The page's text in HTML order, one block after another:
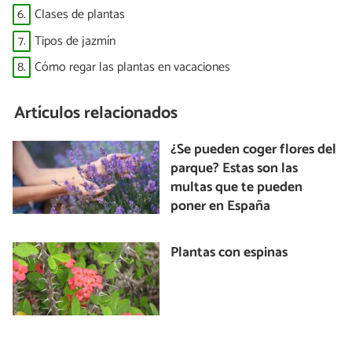
6. Clases de plantas
7. Tipos de jazmín
8. Cómo regar las plantas en vacaciones
Artículos relacionados
¿Se pueden coger flores del
parque? Estas son las
multas que te pueden
poner en España
Plantas con espinas